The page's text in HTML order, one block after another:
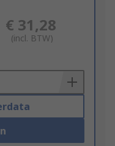
€ 31,28
(incl. BTW)